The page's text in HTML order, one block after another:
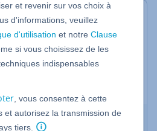
vigueur du règlement général
données (RGPD) en 2018, le
doit donner son accord
à l'utilisation de cookies. Dans
informons fondamentalement
manière de le prendre en
et revenir sur vos choix à
d'informations, veuillez
d'utilisation et notreClause
si vous choisissez de les
indispensables
, vous consentez à cette
et autorisez la transmission de
tiers.